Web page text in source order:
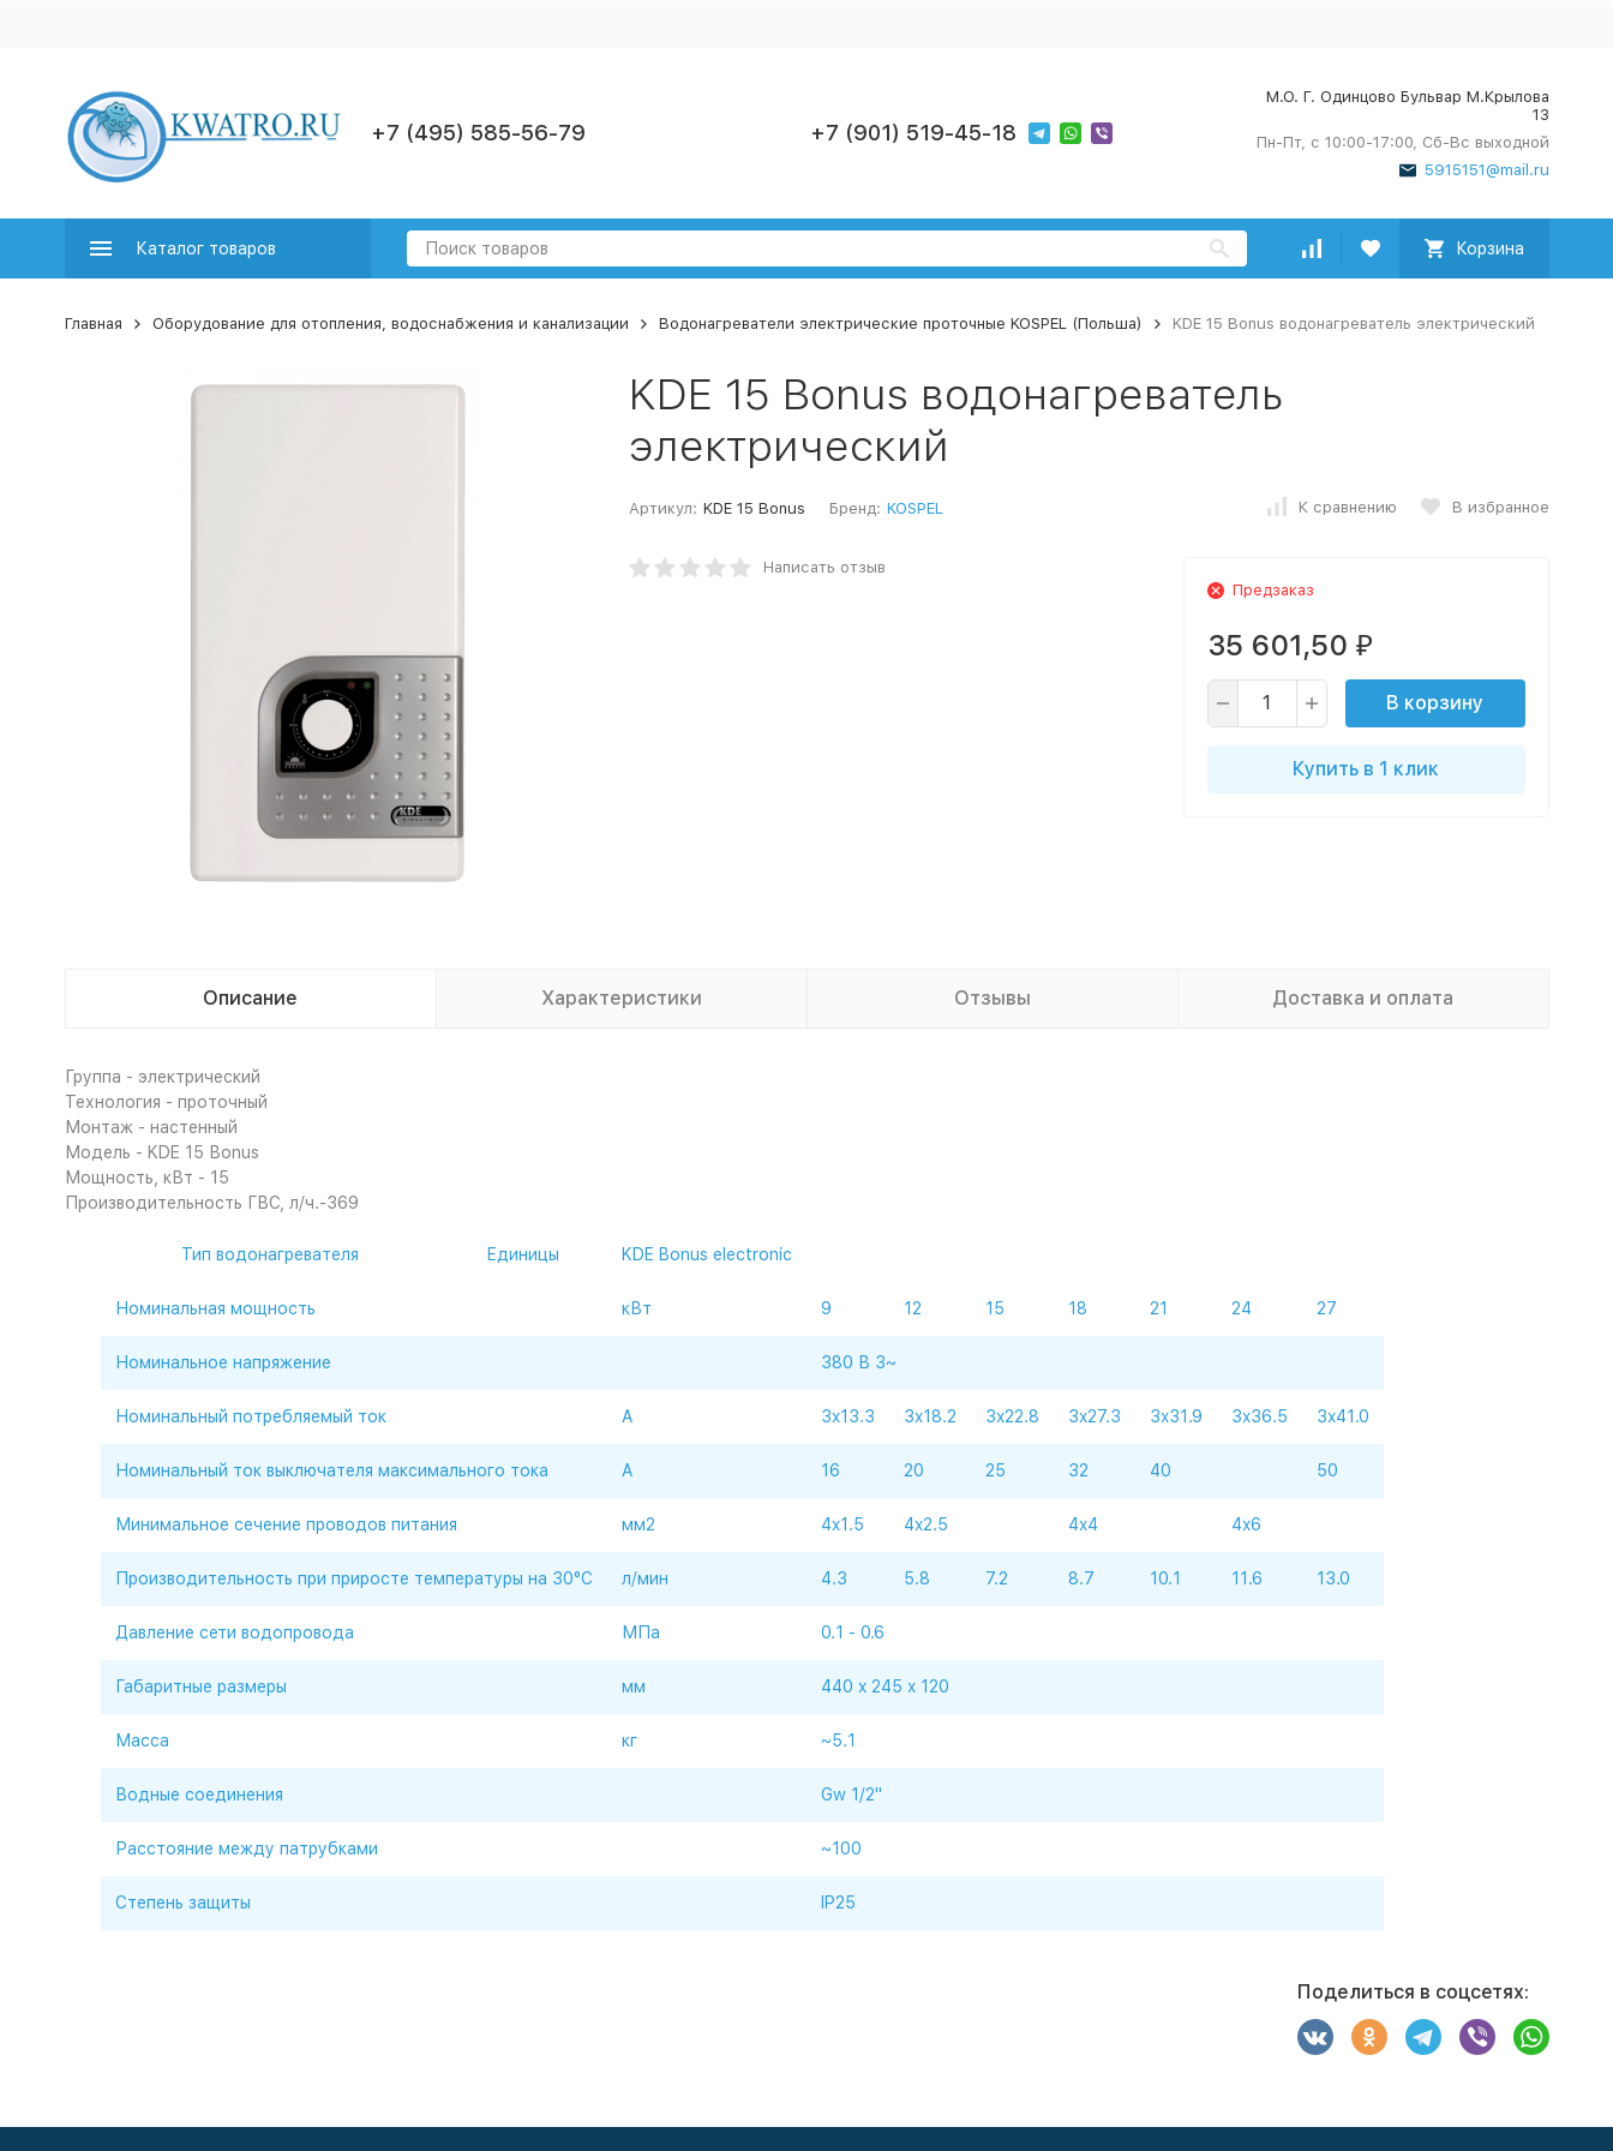
+7 (495) 585-56-79 +7 (901) 519-45-18
М.О. Г. Одинцово Бульвар М.Крылова
13
Пн-Пт, с 10:00-17:00, Сб-Вс выходной
5915151@mail.ru
Каталог товаров Корзина
Главная Оборудование для отопления, водоснабжения и канализации Водонагреватели электрические проточные KOSPEL (Польша) KDE 15 Вonus водонагреватель электрический
KDE 15 Вonus водонагреватель
электрический
Артикул: KDE 15 Вonus Бренд: KOSPEL К сравнению В избранное
Написать отзыв
Предзаказ
35 601,50 ₽
В корзину
Купить в 1 клик
Описание Характеристики Отзывы Доставка и оплата
Группа - электрический
Технология - проточный
Монтаж - настенный
Модель - KDE 15 Вonus
Мощность, кВт - 15
Производительность ГВС, л/ч.-369
Тип водонагревателя Единицы KDE Bonus electronic
Номинальная мощность кВт 9 12 15 18 21 24 27
Номинальное напряжение 380 В 3~
Номинальный потребляемый ток A 3x13.3 3x18.2 3x22.8 3x27.3 3x31.9 3x36.5 3x41.0
Номинальный ток выключателя максимального тока A 16 20 25 32 40 50
Минимальное сечение проводов питания мм2 4x1.5 4x2.5 4x4 4x6
Производительность при приросте температуры на 30°C л/мин 4.3 5.8 7.2 8.7 10.1 11.6 13.0
Давление сети водопровода МПа 0.1 - 0.6
Габаритные размеры мм 440 x 245 x 120
Масса кг ~5.1
Водные соединения Gw 1/2"
Расстояние между патрубками ~100
Степень защиты IP25
Поделиться в соцсетях: